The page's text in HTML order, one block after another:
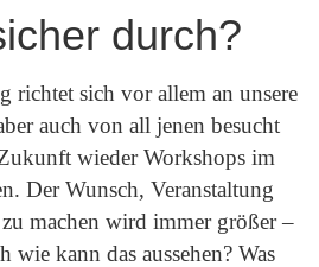
durch?
richtet sich vor allem an unsere
auch von all jenen besucht
wieder Workshops im
Der Wunsch, Veranstaltung
machen wird immer größer –
kann das aussehen? Was